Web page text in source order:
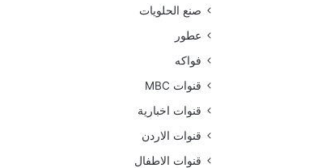
صنع الحلويات
عطور
فواكه
قنوات MBC
قنوات اخبارية
قنوات الاردن
قنوات الاطفال